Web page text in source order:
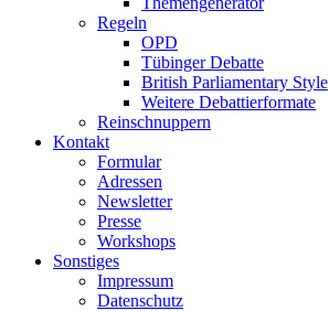
Regeln
OPD
Tübinger Debatte
British Parliamentary Style
Weitere Debattierformate
Reinschnuppern
Kontakt
Formular
Adressen
Newsletter
Presse
Workshops
Sonstiges
Impressum
Datenschutz